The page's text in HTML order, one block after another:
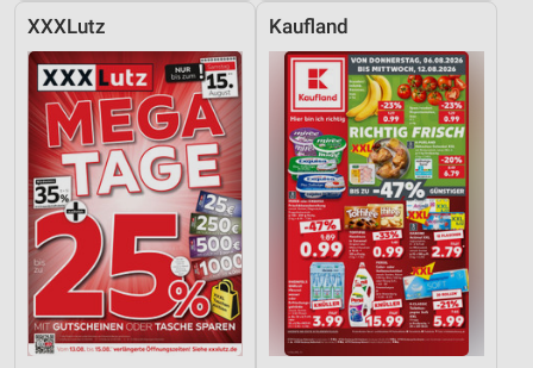
XXXLutz Kaufland